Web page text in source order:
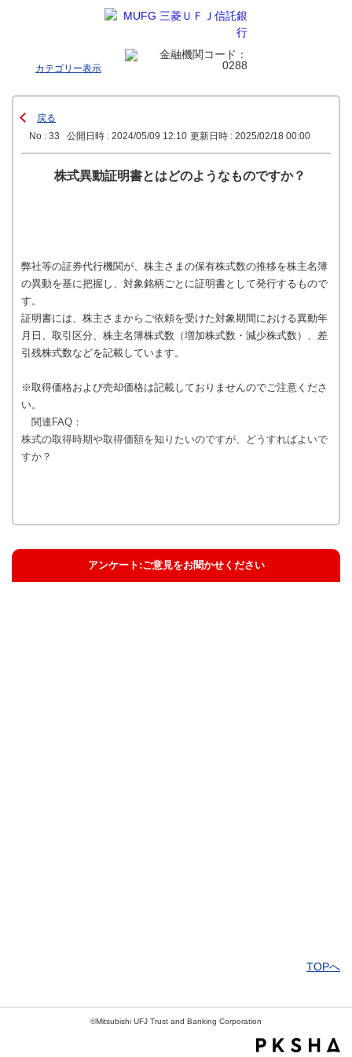
カテゴリー表示
戻る
No : 33
公開日時 : 2024/05/09 12:10 更新日時 : 2025/02/18 00:00
株式異動証明書とはどのようなものですか？
弊社等の証券代行機関が、株主さまの保有株式数の推移を株主名簿
の異動を基に把握し、対象銘柄ごとに証明書として発行するもので
す。
証明書には、株主さまからご依頼を受けた対象期間における異動年
月日、取引区分、株主名簿株式数（増加株式数・減少株式数）、差
引残株式数などを記載しています。
※取得価格および売却価格は記載しておりませんのでご注意くださ
い。
関連FAQ：
株式の取得時期や取得価額を知りたいのですが、どうすればよいで
すか？
アンケート:ご意見をお聞かせください
TOPへ
©Mitsubishi UFJ Trust and Banking Corporation